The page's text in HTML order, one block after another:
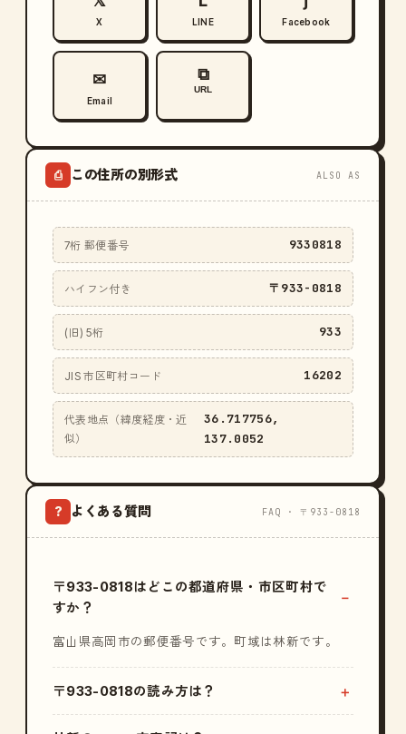
X LINE Facebook
✉
Email
⧉
URL
⎙ この住所の別形式 ALSO AS
7桁 郵便番号 9330818
ハイフン付き 〒933-0818
(旧) 5桁 933
JIS 市区町村コード 16202
代表地点（緯度経度・近
似）
36.717756,
137.0052
? よくある質問 FAQ · 〒933-0818
〒933-0818はどこの都道府県・市区町村で
すか？
富山県高岡市の郵便番号です。町域は林新です。
〒933-0818の読み方は？